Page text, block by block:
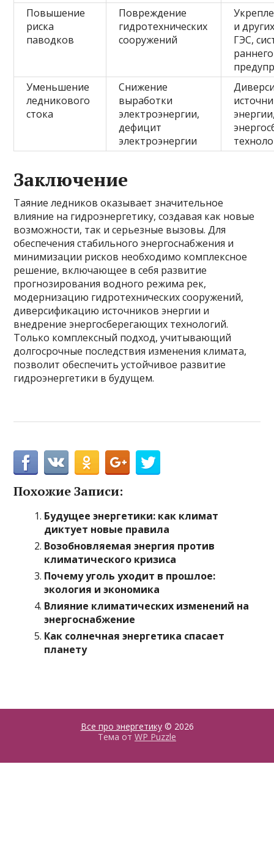
Повышение
риска
паводков
Повреждение
гидротехнических
сооружений
и
ГЭС,
раннего
Уменьшение
ледникового
стока
Снижение
выработки
электроэнергии,
дефицит
электроэнергии
Заключение
Таяние ледников оказывает значительное
влияние на гидроэнергетику, создавая как новые
возможности, так и серьезные вызовы. Для
обеспечения стабильного энергоснабжения и
минимизации рисков необходимо комплексное
решение, включающее в себя развитие
прогнозирования водного режима рек,
модернизацию гидротехнических сооружений,
диверсификацию источников энергии и
внедрение энергосберегающих технологий.
Только комплексный подход, учитывающий
долгосрочные последствия изменения климата,
позволит обеспечить устойчивое развитие
гидроэнергетики в будущем.
Похожие Записи:
Будущее энергетики: как климат
диктует новые правила
Возобновляемая энергия против
климатического кризиса
Почему уголь уходит в прошлое:
экология и экономика
Влияние климатических изменений на
энергоснабжение
Как солнечная энергетика спасает
планету
Все про энергетику© 2026
Тема от WP Puzzle